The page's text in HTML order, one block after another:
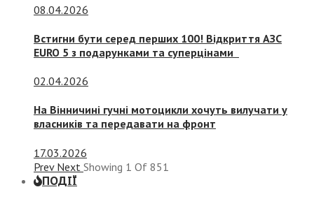
08.04.2026
Встигни бути серед перших 100! Відкриття АЗС
EURO 5 з подарунками та суперцінами
02.04.2026
На Вінничині гучні мотоцикли хочуть вилучати у
власників та передавати на фронт
17.03.2026
Prev Next Showing 1 Of 851
ПОДІЇ